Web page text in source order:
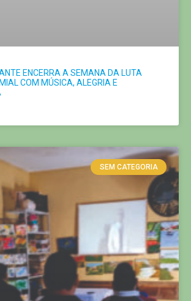
ENCERRA A SEMANA DA LUTA
COM MÚSICA, ALEGRIA E
SEM CATEGORIA